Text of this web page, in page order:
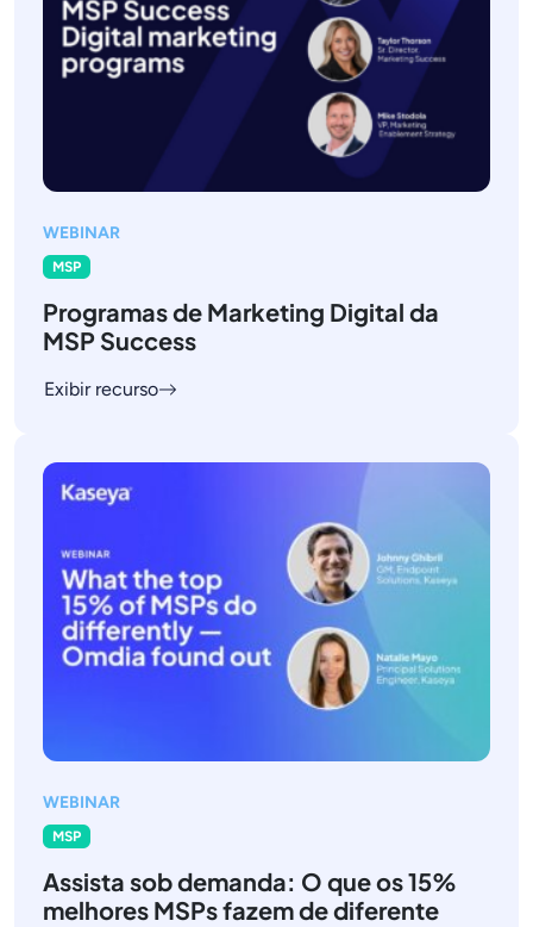
WEBINAR
MSP
Programas de Marketing Digital da
MSP Success
Exibir recurso
WEBINAR
MSP
Assista sob demanda: O que os 15%
melhores MSPs fazem de diferente